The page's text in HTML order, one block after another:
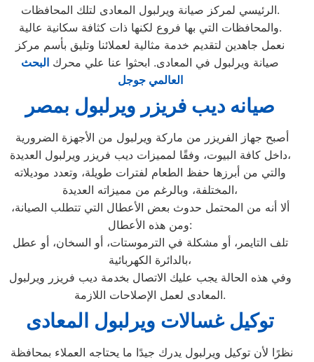
الرئيسي لمركز صيانة ويرلبول المعادى لتلك المحافظات.
والمحافظات التي بها فروع لكنها ذات كثافة سكانية عالية.
نعمل جاهدين لتقديم خدمة مثالية لعملائنا وتليق بأسم مركز
صيانة ويرلبول في المعادى. ابحثوا عنا علي محرك البحث
العالمي جوجل
صيانه ديب فريزر ويرلبول بمصر
داخل كافة البيوت، وفقًا لمميزات ديب فريزر ويرلبول العديدة،
والتي من أبرزها حفظ الطعام لفترات طويلة، وتعدد موديلاته
المختلفة، وبالرغم من مميزاته العديدة،
ألا أنه من المحتمل حدوث بعض الأعطال التي تتطلب الصيانة،
ومن هذه الأعطال:
تلف التايمر، أو مشكلة في الترموستات، أو السخان، أو عطل
بالدائرة الكهربائية،
وفي هذه الحالة يجب عليك الاتصال بخدمة ديب فريزر ويرلبول
المعادى لعمل الإصلاحات اللازمة.
توكيل غسالات ويرلبول المعادى